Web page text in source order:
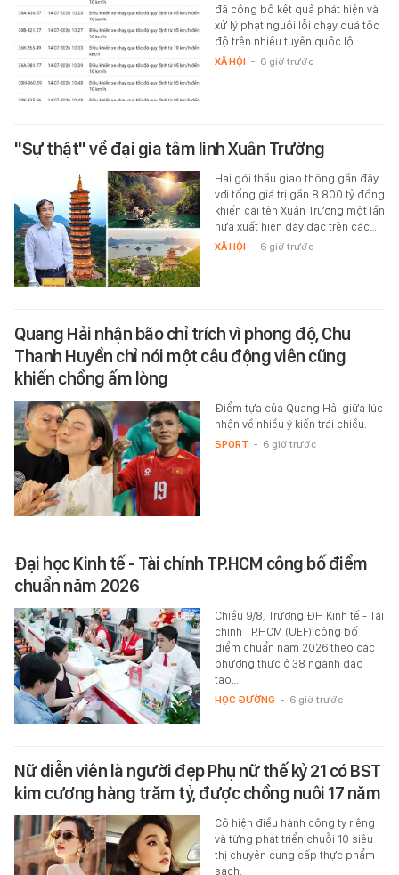
đã công bố kết quả phát hiện và
xử lý phạt nguội lỗi chạy quá tốc
độ trên nhiều tuyến quốc lộ…
XÃ HỘI - 6 giờ trước
"Sự thật" về đại gia tâm linh Xuân Trường
Hai gói thầu giao thông gần đây
với tổng giá trị gần 8.800 tỷ đồng
khiến cái tên Xuân Trường một lần
nữa xuất hiện dày đặc trên các…
XÃ HỘI - 6 giờ trước
Quang Hải nhận bão chỉ trích vì phong độ, Chu
Thanh Huyền chỉ nói một câu động viên cũng
khiến chồng ấm lòng
Điểm tựa của Quang Hải giữa lúc
nhận về nhiều ý kiến trái chiều.
SPORT - 6 giờ trước
Đại học Kinh tế - Tài chính TP.HCM công bố điểm
chuẩn năm 2026
Chiều 9/8, Trường ĐH Kinh tế - Tài
chính TP.HCM (UEF) công bố
điểm chuẩn năm 2026 theo các
phương thức ở 38 ngành đào
tạo…
HỌC ĐƯỜNG - 6 giờ trước
Nữ diễn viên là người đẹp Phụ nữ thế kỷ 21 có BST
kim cương hàng trăm tỷ, được chồng nuôi 17 năm
Cô hiện điều hành công ty riêng
và từng phát triển chuỗi 10 siêu
thị chuyên cung cấp thực phẩm
sạch.